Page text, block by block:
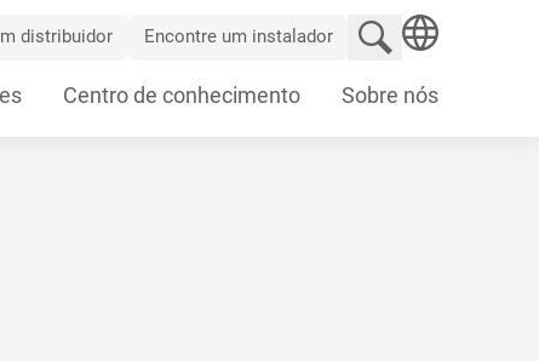
distribuidor Encontre um instalador
Pesquisar no site
Centro de conhecimento Sobre nós